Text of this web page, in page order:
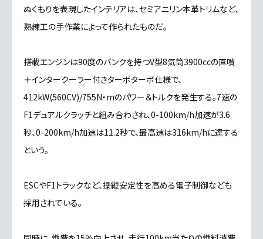
ぬくもりを表現したインテリアは、セミアニリン本革トリムなど、
熟練工の手作業によって作られたものだ。
搭載エンジンは90度のバンクを持つV型8気筒3900ccの直噴
＋インタークーラー付きターボターボ仕様で、
412kW(560CV)/755N・mのパワー＆トルクを発生する。7速の
F1デュアルクラッチと組み合わされ、0-100km/h加速が3.6
秒、0-200km/h加速は11.2秒で、最高速は316km/hに達する
という。
ESCやF1トラックなど、操縦安定性を高める電子制御なども
採用されている。